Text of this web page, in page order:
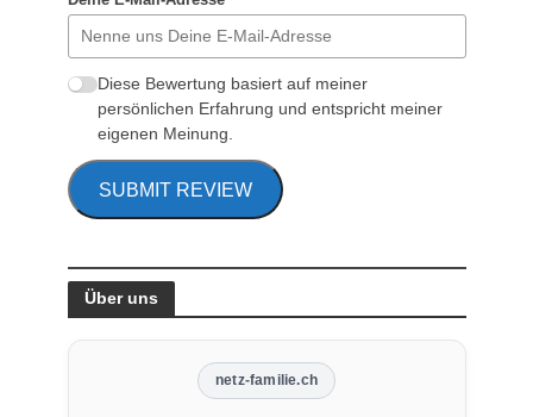
Diese Bewertung basiert auf meiner
persönlichen Erfahrung und entspricht meiner
eigenen Meinung.
SUBMIT REVIEW
Über uns
netz-familie.ch